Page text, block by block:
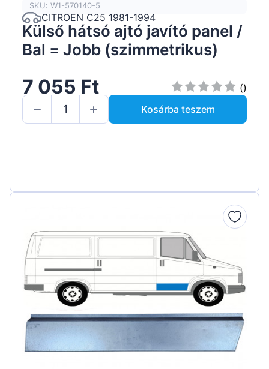
SKU: W1-570140-5
CITROEN C25 1981-1994
Külső hátsó ajtó javító panel /
Bal = Jobb (szimmetrikus)
7 055 Ft
()
Kosárba teszem